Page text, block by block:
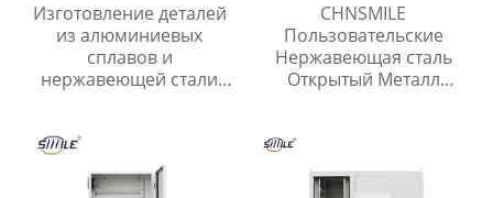
Изготовление деталей
из алюминиевых
сплавов и
нержавеющей стали
листового металла
CHNSMILE
Пользовательские
Нержавеющая сталь
Открытый Металл